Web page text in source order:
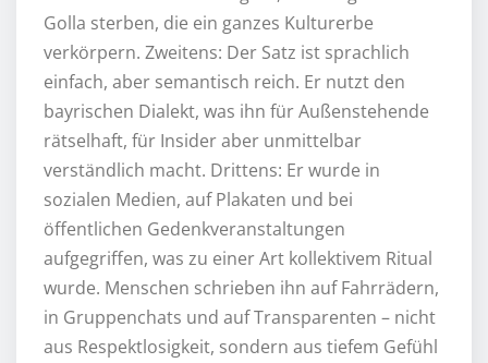
Golla sterben, die ein ganzes Kulturerbe
verkörpern. Zweitens: Der Satz ist sprachlich
einfach, aber semantisch reich. Er nutzt den
bayrischen Dialekt, was ihn für Außenstehende
rätselhaft, für Insider aber unmittelbar
verständlich macht. Drittens: Er wurde in
sozialen Medien, auf Plakaten und bei
öffentlichen Gedenkveranstaltungen
aufgegriffen, was zu einer Art kollektivem Ritual
wurde. Menschen schrieben ihn auf Fahrrädern,
in Gruppenchats und auf Transparenten – nicht
aus Respektlosigkeit, sondern aus tiefem Gefühl